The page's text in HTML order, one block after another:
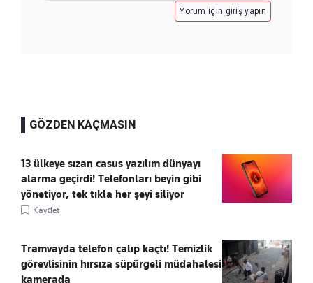
Yorum için giriş yapın
GÖZDEN KAÇMASIN
13 ülkeye sızan casus yazılım dünyayı
alarma geçirdi! Telefonları beyin gibi
yönetiyor, tek tıkla her şeyi siliyor
Kaydet
Tramvayda telefon çalıp kaçtı! Temizlik
görevlisinin hırsıza süpürgeli müdahalesi
kamerada